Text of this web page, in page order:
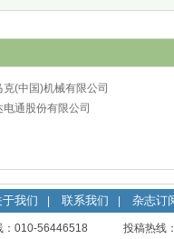
克(中国)机械有限公司
分公司
电通股份有限公司
于我们 联系我们 杂志订
：010-56446518 投稿热